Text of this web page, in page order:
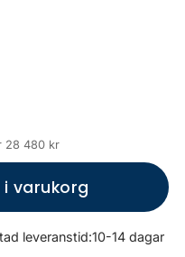
28 480 kr
i varukorg
leveranstid:10-14 dagar